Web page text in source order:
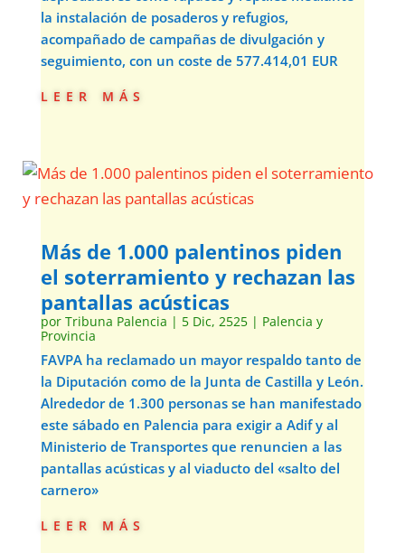
la instalación de posaderos y refugios,
acompañado de campañas de divulgación y
seguimiento, con un coste de 577.414,01 EUR
leer más
Más de 1.000 palentinos piden
el soterramiento y rechazan las
pantallas acústicas
por Tribuna Palencia | 5 Dic, 2525| Palencia y
Provincia
FAVPA ha reclamado un mayor respaldo tanto de
la Diputación como de la Junta de Castilla y León.
Alrededor de 1.300 personas se han manifestado
este sábado en Palencia para exigir a Adif y al
Ministerio de Transportes que renuncien a las
pantallas acústicas y al viaducto del «salto del
carnero»
leer más